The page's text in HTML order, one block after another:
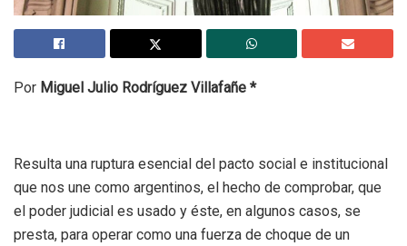
Por Miguel Julio Rodríguez Villafañe *
Resulta una ruptura esencial del pacto social e institucional
que nos une como argentinos, el hecho de comprobar, que
el poder judicial es usado y éste, en algunos casos, se
presta, para operar como una fuerza de choque de un